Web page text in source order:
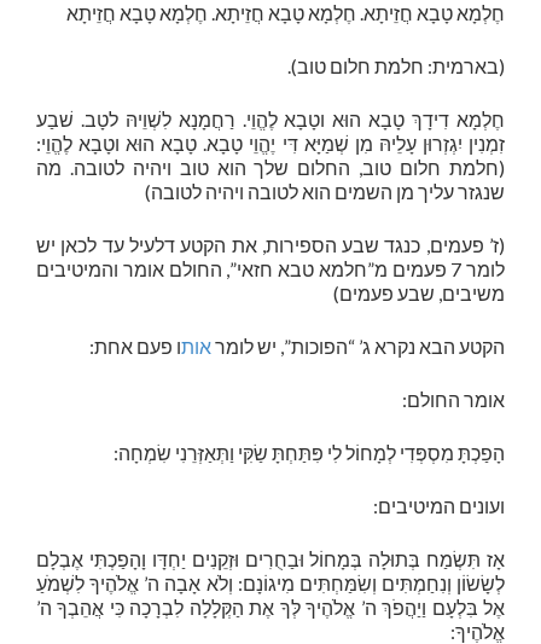
חֶלְמָא טָבָא חֲזֵיתָא. חֶלְמָא טָבָא חֲזֵיתָא. חֶלְמָא טָבָא חֲזֵיתָא
(בארמית: חלמת חלום טוב).
חֶלְמָא דִידָךְ טָבָא הוּא וטָבָא לֶהֱוֵי. רַחֲמָנָא לִשְׁוֵיהּ לטָב. שׁבַע
זִמְנִין יִגְזְרוּן עָלֵיהּ מִן שְׁמַיָּא דִּי יֶהֱוֵי טָבָא. טָבָא הוּא וטָבָא לֶהֱוֵי:
(חלמת חלום טוב, החלום שלך הוא טוב ויהיה לטובה. מה
שנגזר עליך מן השמים הוא לטובה ויהיה לטובה)
(ז’ פעמים, כנגד שבע הספירות, את הקטע דלעיל עד לכאן יש
לומר 7 פעמים מ”חלמא טבא חזאי”, החולם אומר והמיטיבים
משיבים, שבע פעמים)
הקטע הבא נקרא ג’ “הפוכות”, יש לומראותו פעם אחת:
אומר החולם:
הָפַכְתָּ מִסְפְּדִי לְמָחוֹל לִי פִּתַּחְתָּ שַׂקִּי וַתְּאַזְּרֵנִי שִׂמְחָה:
ועונים המיטיבים:
אָז תִּשְׂמַח בְּתוּלָה בְּמָחוֹל וּבַחֻרִים וּזְקֵנִים יַחְדָּו וָהָפַכְתִּי אֶבְלָם
לְשָׂשׂוֹן וְנִחַמְתִּים וְשִׂמַּחְתִּים מִיגוֹנָם: וְלֹא אָבָה ה’ אֱלֹהֶיךָ לִשְׁמֹעַ
אֶל בִּלְעָם וַיַהֲפֹךְ ה’ אֱלֹהֶיךָ לְּךָ אֶת הַקְּלָלָה לִבְרָכָה כִּי אֲהֵבְךָ ה’
אֱלֹהֶיךָ: